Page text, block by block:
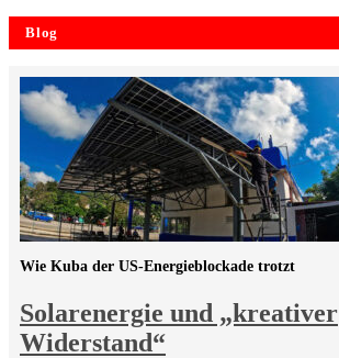
Blog
Solarenergie und „kreativer
Widerstand“
Wie Kuba der US-Energieblockade trotzt